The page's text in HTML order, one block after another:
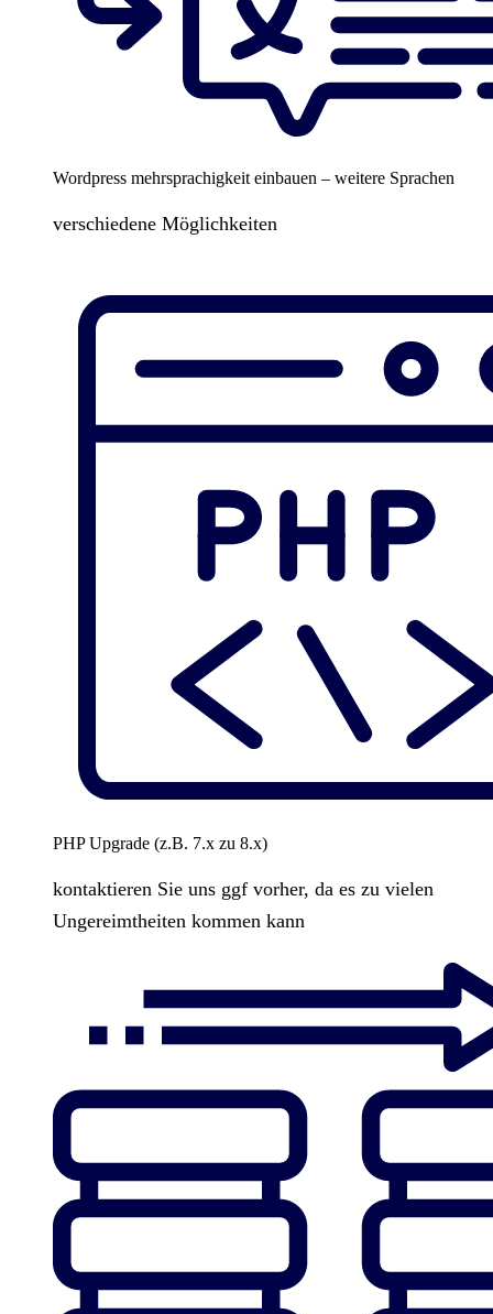
Wordpress mehrsprachigkeit einbauen – weitere Sprachen
verschiedene Möglichkeiten
PHP Upgrade (z.B. 7.x zu 8.x)
kontaktieren Sie uns ggf vorher, da es zu vielen
Ungereimtheiten kommen kann